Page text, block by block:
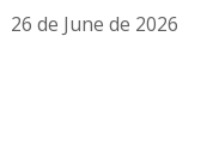
26 de June de 2026